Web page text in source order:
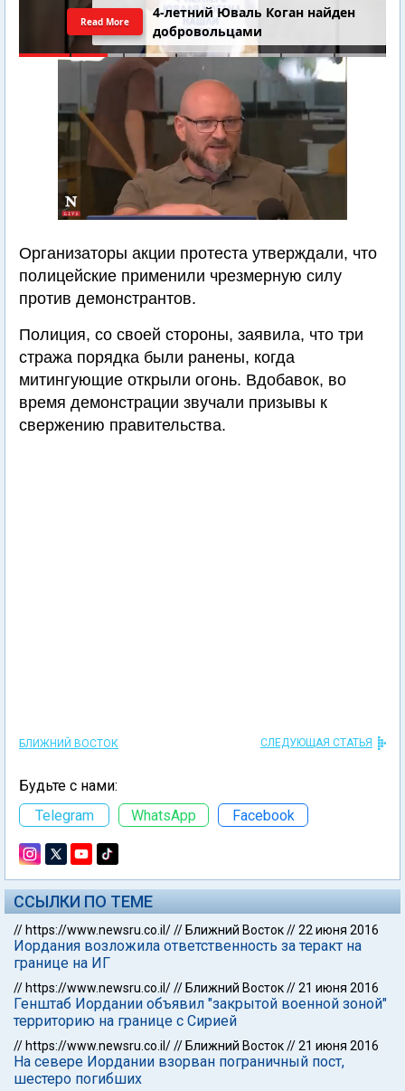
4-летний Юваль Коган найден
добровольцами
Read More
Организаторы акции протеста утверждали, что
полицейские применили чрезмерную силу
против демонстрантов.
Полиция, со своей стороны, заявила, что три
стража порядка были ранены, когда
митингующие открыли огонь. Вдобавок, во
время демонстрации звучали призывы к
свержению правительства.
БЛИЖНИЙ ВОСТОК СЛЕДУЮЩАЯ СТАТЬЯ
Будьте с нами:
Telegram
WhatsApp Facebook
ССЫЛКИ ПО ТЕМЕ
// https://www.newsru.co.il/// Ближний Восток//22 июня 2016
Иордания возложила ответственность за теракт на
границе на ИГ
// https://www.newsru.co.il/// Ближний Восток//21 июня 2016
Генштаб Иордании объявил "закрытой военной зоной"
территорию на границе с Сирией
// https://www.newsru.co.il/// Ближний Восток//21 июня 2016
На севере Иордании взорван пограничный пост,
шестеро погибших